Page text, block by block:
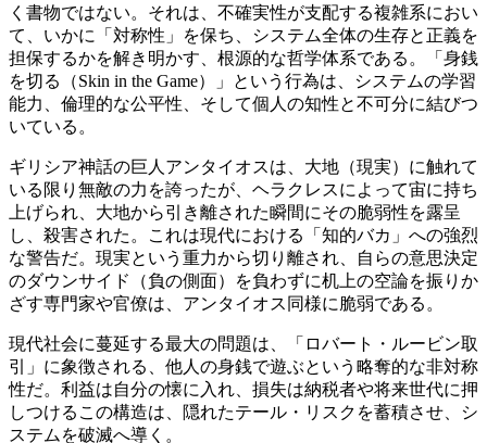
く書物ではない。それは、不確実性が支配する複雑系におい
て、いかに「対称性」を保ち、システム全体の生存と正義を
担保するかを解き明かす、根源的な哲学体系である。「身銭
を切る（Skin in the Game）」という行為は、システムの学習
能力、倫理的な公平性、そして個人の知性と不可分に結びつ
いている。
ギリシア神話の巨人アンタイオスは、大地（現実）に触れて
いる限り無敵の力を誇ったが、ヘラクレスによって宙に持ち
上げられ、大地から引き離された瞬間にその脆弱性を露呈
し、殺害された。これは現代における「知的バカ」への強烈
な警告だ。現実という重力から切り離され、自らの意思決定
のダウンサイド（負の側面）を負わずに机上の空論を振りか
ざす専門家や官僚は、アンタイオス同様に脆弱である。
現代社会に蔓延する最大の問題は、「ロバート・ルービン取
引」に象徴される、他人の身銭で遊ぶという略奪的な非対称
性だ。利益は自分の懐に入れ、損失は納税者や将来世代に押
しつけるこの構造は、隠れたテール・リスクを蓄積させ、シ
ステムを破滅へ導く。